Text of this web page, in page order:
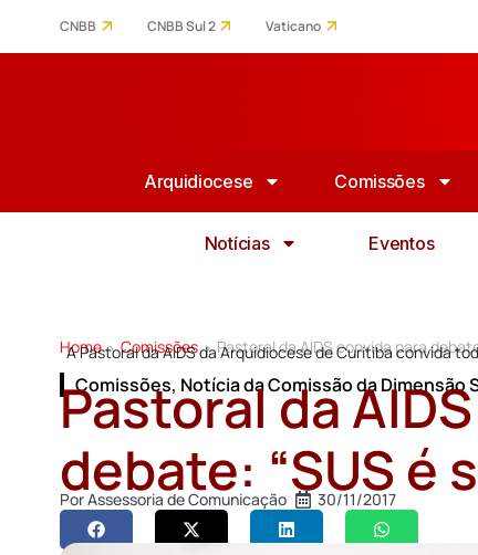
CNBB CNBB Sul 2 Vaticano
Arquidiocese Comissões
Notícias Eventos
Home > Comissões > Pastoral da AIDS convida para
A Pastoral da AIDS da Arquidiocese de Curitiba convida
Comissões, Notícia da Comissão da Dimensão
Pastoral da
debate: “SUS é
PorAssessoria de Comunicação 30/11/2017